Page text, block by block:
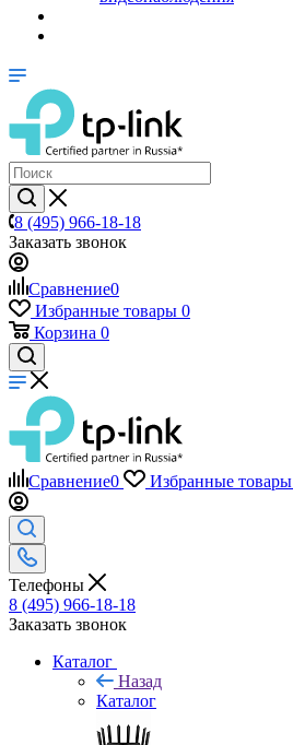
8 (495) 966-18-18
Заказать звонок
Сравнение0
Избранные товары 0
Корзина 0
Сравнение0 Избранные товары
Телефоны
8 (495) 966-18-18
Заказать звонок
Каталог
Назад
Каталог